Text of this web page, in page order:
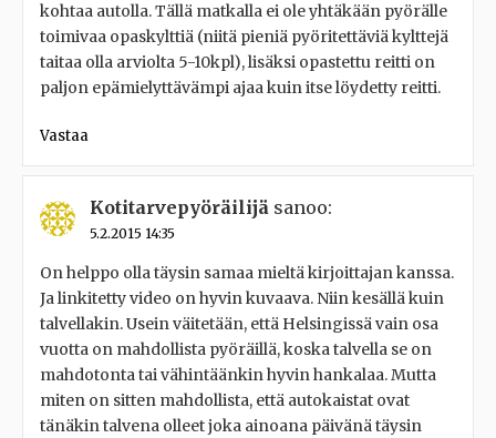
kohtaa autolla. Tällä matkalla ei ole yhtäkään pyörälle
toimivaa opaskylttiä (niitä pieniä pyöritettäviä kylttejä
taitaa olla arviolta 5-10kpl), lisäksi opastettu reitti on
paljon epämielyttävämpi ajaa kuin itse löydetty reitti.
Vastaa
Kotitarvepyöräilijä sanoo:
5.2.2015 14:35
On helppo olla täysin samaa mieltä kirjoittajan kanssa.
Ja linkitetty video on hyvin kuvaava. Niin kesällä kuin
talvellakin. Usein väitetään, että Helsingissä vain osa
vuotta on mahdollista pyöräillä, koska talvella se on
mahdotonta tai vähintäänkin hyvin hankalaa. Mutta
miten on sitten mahdollista, että autokaistat ovat
tänäkin talvena olleet joka ainoana päivänä täysin